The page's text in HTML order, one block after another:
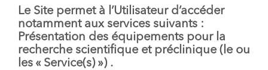
Le Site permet à l’Utilisateur d’accéder
notamment aux services suivants :
Présentation des équipements pour la
recherche scientifique et préclinique (le ou
les « Service(s)») .